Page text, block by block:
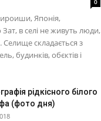
0
Японія,
в селі не живуть люди,
Селище складається з
будинків, обєктів і
рідкісного білого
(фото дня)